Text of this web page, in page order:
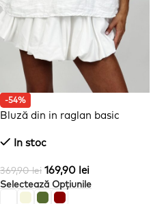
-54%
Bluză din in raglan basic
In stoc
369,90lei 169,90 lei
Selectează Opțiunile